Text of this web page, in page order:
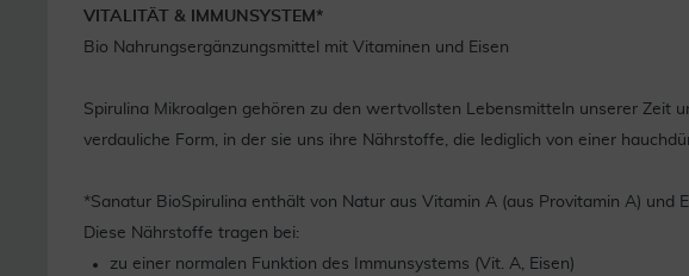
VITALITÄT & IMMUNSYSTEM*
Bio Nahrungsergänzungsmittel mit Vitaminen und Eisen
Spirulina Mikroalgen gehören zu den wertvollsten Lebensmitteln unserer Zeit
verdauliche Form, in der sie uns ihre Nährstoffe, die lediglich von einer
*Sanatur BioSpirulina enthält von Natur aus Vitamin A (aus Provitamin A) und
Diese Nährstoffe tragen bei:
zu einer normalen Funktion des Immunsystems (Vit. A, Eisen)